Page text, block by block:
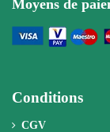
Moyens de
Conditions
CGV